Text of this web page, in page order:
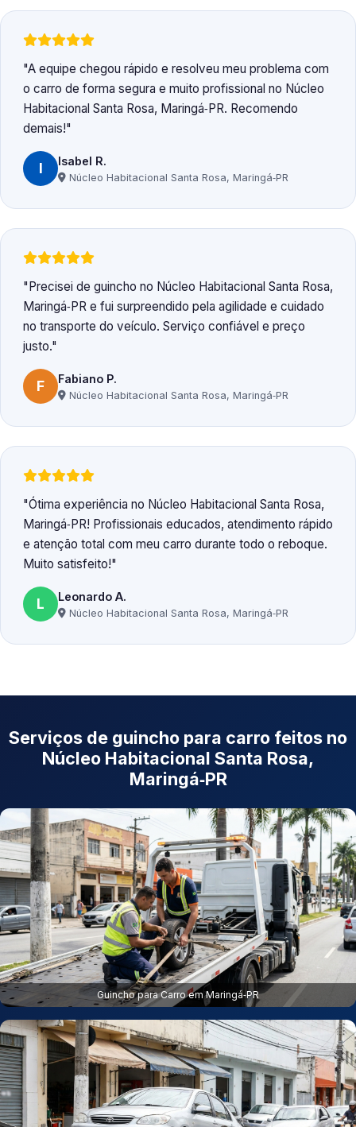
A equipe chegou rápido e resolveu meu problema com
o carro de forma segura e muito profissional no Núcleo
Habitacional Santa Rosa, Maringá‑PR. Recomendo
demais!
I Isabel R.
Núcleo Habitacional Santa Rosa, Maringá‑PR
Precisei de guincho no Núcleo Habitacional Santa Rosa,
Maringá‑PR e fui surpreendido pela agilidade e cuidado
no transporte do veículo. Serviço confiável e preço
justo.
F Fabiano P.
Núcleo Habitacional Santa Rosa, Maringá‑PR
Ótima experiência no Núcleo Habitacional Santa Rosa,
Maringá‑PR! Profissionais educados, atendimento rápido
e atenção total com meu carro durante todo o reboque.
Muito satisfeito!
L Leonardo A.
Núcleo Habitacional Santa Rosa, Maringá‑PR
Serviços de guincho para carro feitos no
Núcleo Habitacional Santa Rosa,
Maringá‑PR
Guincho para Carro em Maringá‑PR